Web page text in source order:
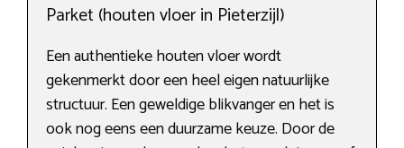
Parket (houten vloer in Pieterzijl)
Een authentieke houten vloer wordt
gekenmerkt door een heel eigen natuurlijke
structuur. Een geweldige blikvanger en het is
ook nog eens een duurzame keuze. Door de